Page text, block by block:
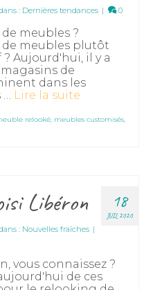
: Dernières tendances | 0
meubles ?
meubles plutôt
Aujourd'hui, il y a
de
dans les
… Lire la suite
relooké, meubles customisés,
18
JUIL 2020
Libéron
: Nouvelles fraîches |
vous connaissez ?
de ces